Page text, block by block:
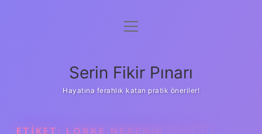
Gizlilik Politikası
Yasal Uyarı
menüyü
Serin Fikir Pınarı
Hayatına ferahlık katan pratik öneriler!
ETIKET: LORKE NERENIN OYUNU